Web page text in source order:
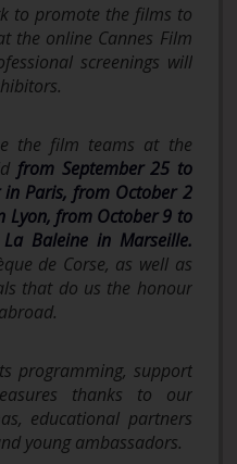
to promote the films to
the online Cannes Film
screenings will
the film teams at the
from September 25 to
Paris, from October 2
Lyon, from October 9 to
Baleine in Marseille.
de Corse, as well as
that do us the honour
programming, support
thanks to our
educational partners
young ambassadors.